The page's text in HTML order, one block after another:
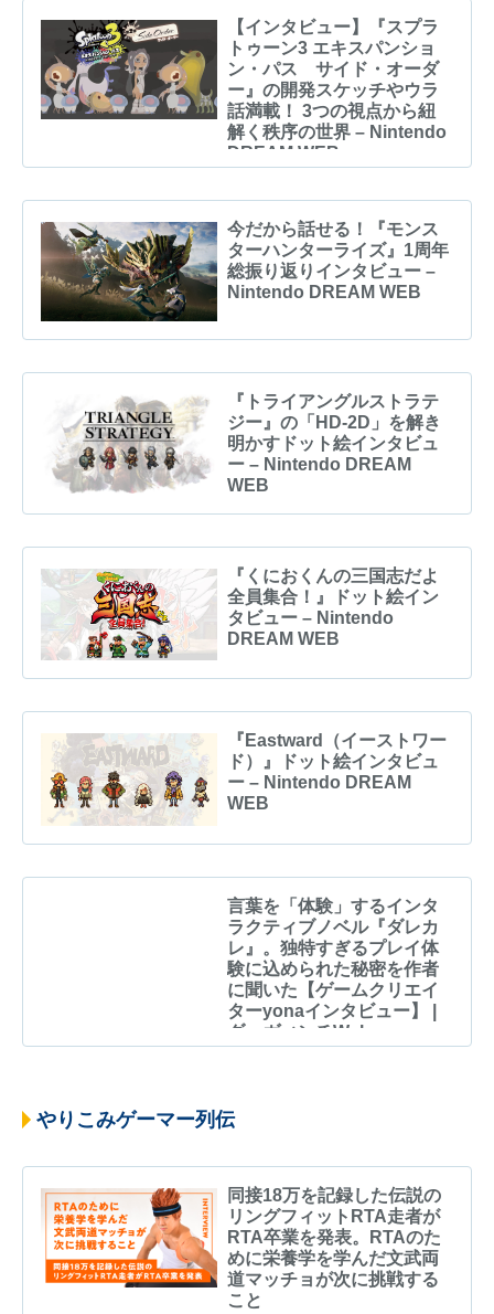
【インタビュー】『スプラ
トゥーン3 エキスパンショ
ン・パス サイド・オーダ
ー』の開発スケッチやウラ
話満載！ 3つの視点から紐
解く秩序の世界 – Nintendo
DREAM WEB
今だから話せる！『モンス
ターハンターライズ』1周年
総振り返りインタビュー –
Nintendo DREAM WEB
『トライアングルストラテ
ジー』の「HD-2D」を解き
明かすドット絵インタビュ
ー – Nintendo DREAM
WEB
『くにおくんの三国志だよ
全員集合！』ドット絵イン
タビュー – Nintendo
DREAM WEB
『Eastward（イーストワー
ド）』ドット絵インタビュ
ー – Nintendo DREAM
WEB
言葉を「体験」するインタ
ラクティブノベル『ダレカ
レ』。独特すぎるプレイ体
験に込められた秘密を作者
に聞いた【ゲームクリエイ
ターyonaインタビュー】 |
ダ・ヴィンチWeb
やりこみゲーマー列伝
同接18万を記録した伝説の
リングフィットRTA走者が
RTA卒業を発表。RTAのた
めに栄養学を学んだ文武両
道マッチョが次に挑戦する
こと